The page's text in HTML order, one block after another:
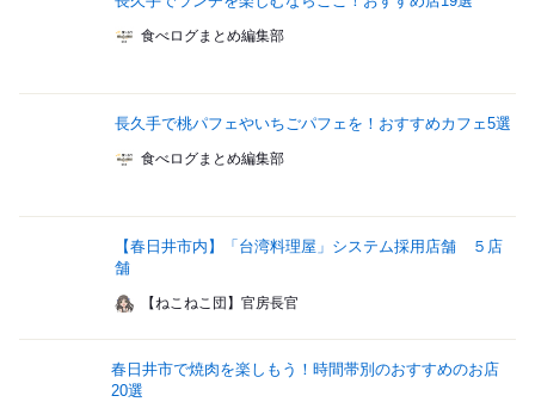
食べログまとめ編集部
長久手で桃パフェやいちごパフェを！おすすめカフェ5選
食べログまとめ編集部
【春日井市内】「台湾料理屋」システム採用店舗 ５店
舗
【ねこねこ団】官房長官
春日井市で焼肉を楽しもう！時間帯別のおすすめのお店
20選